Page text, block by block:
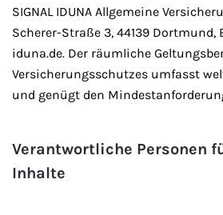
SIGNAL IDUNA Allgemeine
Scherer-Straße 3, 44139 Dortmund,
iduna.de. Der räumliche
Versicherungsschutzes umfasst
und genügt den
Verantwortliche Personen
Inhalte